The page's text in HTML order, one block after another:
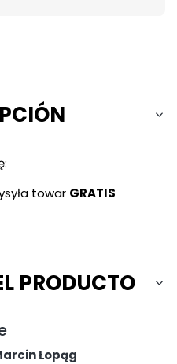
towar GRATIS
PRODUCTO
Łopąg